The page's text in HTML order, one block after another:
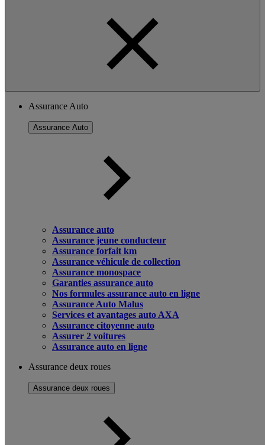
Assurance Auto
Assurance Auto
Assurance auto
Assurance jeune conducteur
Assurance forfait km
Assurance véhicule de collection
Assurance monospace
Garanties assurance auto
Nos formules assurance auto en ligne
Assurance Auto Malus
Services et avantages auto AXA
Assurance citoyenne auto
Assurer 2 voitures
Assurance auto en ligne
Assurance deux roues
Assurance deux roues